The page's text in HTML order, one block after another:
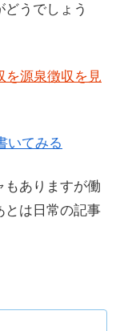
うでしょう
を源泉徴収を見
いてみる
もありますが働
とは日常の記事